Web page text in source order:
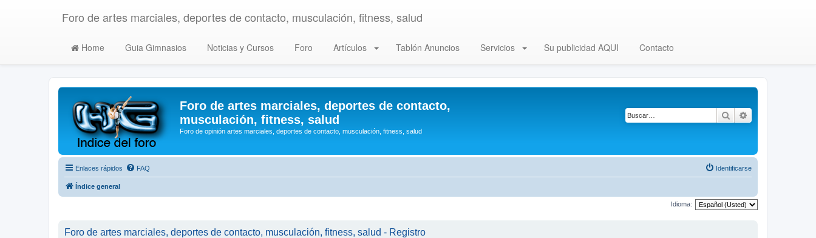
Foro de artes marciales, deportes de contacto, musculación, fitness, salud
Home Guia Gimnasios Noticias y Cursos Foro Artículos Tablón Anuncios Servicios Su publicidad AQUI Contacto
Foro de artes marciales, deportes de contacto,
musculación, fitness, salud
Foro de opinión artes marciales, deportes de contacto, musculación, fitness, salud
Buscar
Enlaces rápidos FAQ Identificarse
Índice general
Idioma:
Foro de artes marciales, deportes de contacto, musculación, fitness, salud - Registro